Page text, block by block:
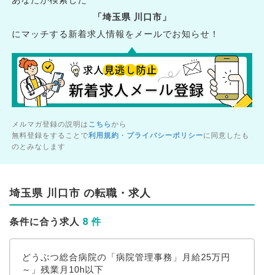
「埼玉県 川口市」
にマッチする新着求人情報をメールでお知らせ！
メルマガ登録の説明は こちらから
無料登録をすることで利用規約 ・ プライバシーポリシーに同意したも
のとみなします
埼玉県 川口市 の転職・求人
条件に合う求人 8 件
どうぶつ総合病院の「病院管理事務」月給25万円
～」残業月10h以下